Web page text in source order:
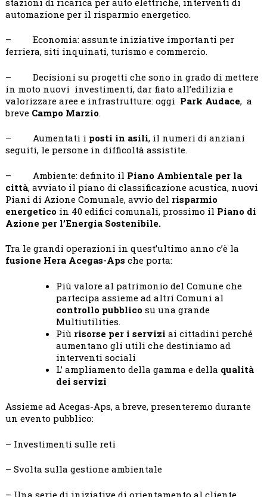
automazione per il risparmio energetico.
– Economia: assunte iniziative importanti per
ferriera, siti inquinati, turismo e commercio.
– Decisioni su progetti che sono in grado di mettere
in moto nuovi investimenti, dar fiato all’edilizia e
valorizzare aree e infrastrutture: oggi Park Audace, a
breve Campo Marzio.
– Aumentati i posti in asili, il numeri di anziani
seguiti, le persone in difficoltà assistite.
– Ambiente: definito il Piano Ambientale per la
città, avviato il piano di classificazione acustica, nuovi
Piani di Azione Comunale, avvio del risparmio
energetico in 40 edifici comunali, prossimo il Piano di
Azione per l’Energia Sostenibile.
Tra le grandi operazioni in quest’ultimo anno c’è la
fusione Hera Acegas-Aps che porta:
Più valore al patrimonio del Comune che
partecipa assieme ad altri Comuni al
controllo pubblico su una grande
Multiutilities.
Più risorse per i servizi ai cittadini perché
aumentano gli utili che destiniamo ad
interventi sociali
L’ ampliamento della gamma e della qualità
dei servizi
Assieme ad Acegas-Aps, a breve, presenteremo durante
un evento pubblico:
– Investimenti sulle reti
– Svolta sulla gestione ambientale
– Una serie di iniziative di orientamento al cliente